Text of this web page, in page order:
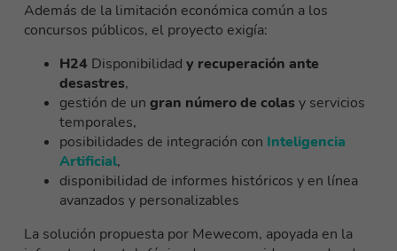
Además de la limitación económica común a los
concursos públicos, el proyecto exigía:
H24 Disponibilidad y recuperación ante
desastres,
gestión de un gran número de colasy servicios
temporales,
posibilidades de integración con Inteligencia
Artificial,
disponibilidad de informes históricos y en línea
avanzados y personalizables
La solución propuesta por Mewecom, apoyada en la